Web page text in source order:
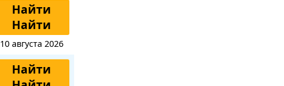
Найти
Найти
10 августа 2026
Найти